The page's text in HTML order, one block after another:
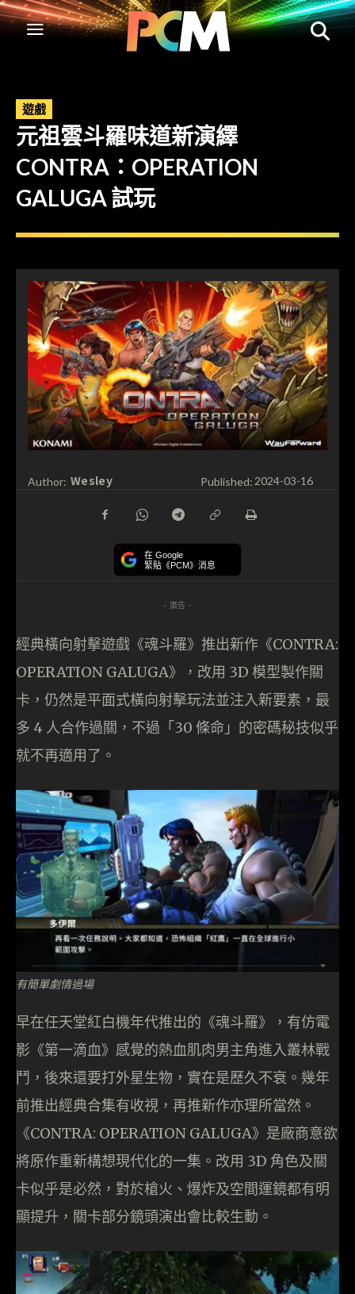
遊戲
元祖雲斗羅味道新演繹
CONTRA：OPERATION
GALUGA 試玩
Author: Wesley Published:2024-03-16
在 Google
緊貼《PCM》消息
- 廣告 -
經典橫向射擊遊戲《魂斗羅》推出新作《CONTRA:
OPERATION GALUGA》，改用 3D 模型製作關
卡，仍然是平面式橫向射擊玩法並注入新要素，最
多 4 人合作過關，不過「30 條命」的密碼秘技似乎
就不再適用了。
有簡單劇情過場
早在任天堂紅白機年代推出的《魂斗羅》，有仿電
影《第一滴血》感覺的熱血肌肉男主角進入叢林戰
鬥，後來還要打外星生物，實在是歷久不衰。幾年
前推出經典合集有收視，再推新作亦理所當然。
《CONTRA: OPERATION GALUGA》是廠商意欲
將原作重新構想現代化的一集。改用 3D 角色及關
卡似乎是必然，對於槍火、爆炸及空間運鏡都有明
顯提升，關卡部分鏡頭演出會比較生動。